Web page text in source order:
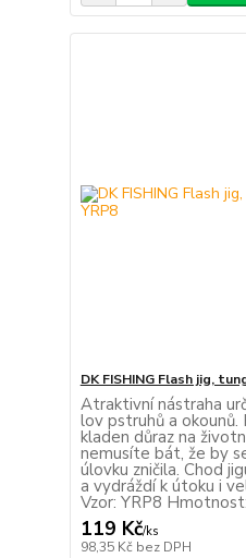
DK FISHING Flash jig,
Atraktivní nástraha
lov pstruhů a okounů.
kladen důraz na
nemusíte bát, že by
úlovku zničila. Chod
a vydráždí k útoku i
Vzor: YRP8
119 Kč/ks
98,35 Kč bez DPH